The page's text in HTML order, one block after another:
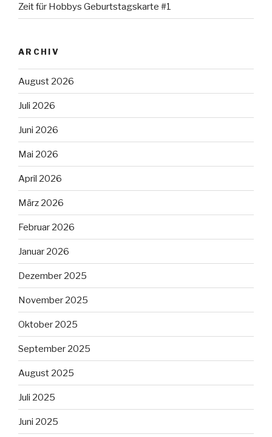
Zeit für Hobbys Geburtstagskarte #1
ARCHIV
August 2026
Juli 2026
Juni 2026
Mai 2026
April 2026
März 2026
Februar 2026
Januar 2026
Dezember 2025
November 2025
Oktober 2025
September 2025
August 2025
Juli 2025
Juni 2025